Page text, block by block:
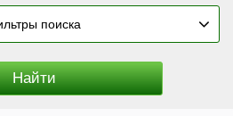
поиска